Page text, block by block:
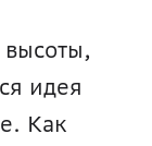
высоты,
идея
Как